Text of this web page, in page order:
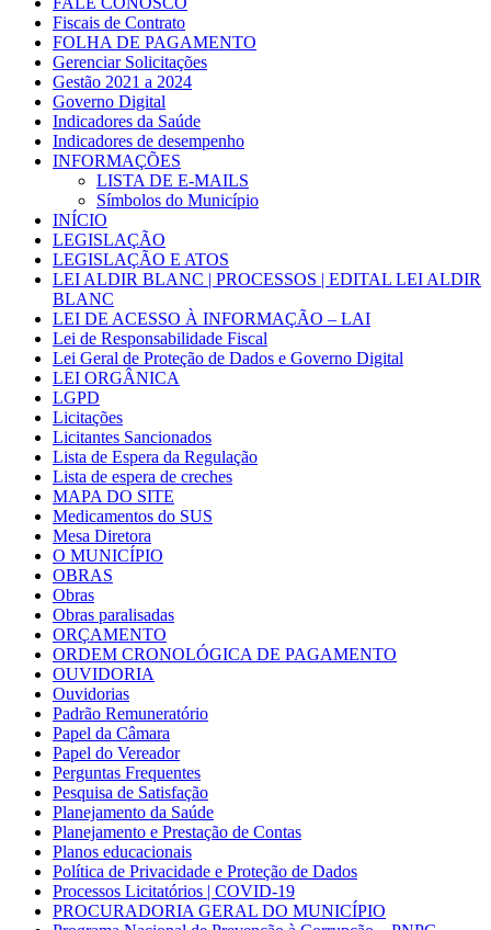
Fiscais de Contrato
FOLHA DE PAGAMENTO
Gerenciar Solicitações
Gestão 2021 a 2024
Governo Digital
Indicadores da Saúde
Indicadores de desempenho
INFORMAÇÕES
LISTA DE E-MAILS
Símbolos do Município
INÍCIO
LEGISLAÇÃO
LEGISLAÇÃO E ATOS
LEI ALDIR BLANC | PROCESSOS | EDITAL LEI ALDIR
BLANC
LEI DE ACESSO À INFORMAÇÃO – LAI
Lei de Responsabilidade Fiscal
Lei Geral de Proteção de Dados e Governo Digital
LEI ORGÂNICA
LGPD
Licitações
Licitantes Sancionados
Lista de Espera da Regulação
Lista de espera de creches
MAPA DO SITE
Medicamentos do SUS
Mesa Diretora
O MUNICÍPIO
OBRAS
Obras
Obras paralisadas
ORÇAMENTO
ORDEM CRONOLÓGICA DE PAGAMENTO
OUVIDORIA
Ouvidorias
Padrão Remuneratório
Papel da Câmara
Papel do Vereador
Perguntas Frequentes
Pesquisa de Satisfação
Planejamento da Saúde
Planejamento e Prestação de Contas
Planos educacionais
Política de Privacidade e Proteção de Dados
Processos Licitatórios | COVID-19
PROCURADORIA GERAL DO MUNICÍPIO